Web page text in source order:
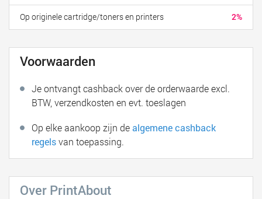
2%
Op originele cartridge/toners en printers
Voorwaarden
Je ontvangt cashback over de orderwaarde excl.
BTW, verzendkosten en evt. toeslagen
Op elke aankoop zijn dealgemene cashback
regelsvan toepassing.
Over PrintAbout